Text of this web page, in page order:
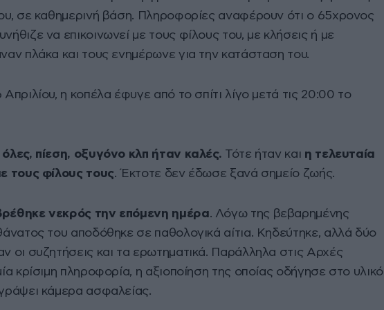
σε καθημερινή βάση. Πληροφορίες αναφέρουν ότι ο 65χρονος
να επικοινωνεί με τους φίλους του, με κλήσεις ή με
πλάκα και τους ενημέρωνε για την κατάσταση του.
η κοπέλα έφυγε από το σπίτι λίγο μετά τις 20:00 το
πίεση, οξυγόνο κλπ ήταν καλές. Τότε ήταν και η τελευταία
τους φίλους τους. Έκτοτε δεν έδωσε ξανά σημείο ζωής.
νεκρός την επόμενη ημέρα. Λόγω της βεβαρημένης
του αποδόθηκε σε παθολογικά αίτια. Κηδεύτηκε, αλλά δύο
οι συζητήσεις και τα ερωτηματικά. Παράλληλα στις Αρχές
κρίσιμη πληροφορία, η αξιοποίηση της οποίας οδήγησε στο υλικό
κάμερα ασφαλείας.